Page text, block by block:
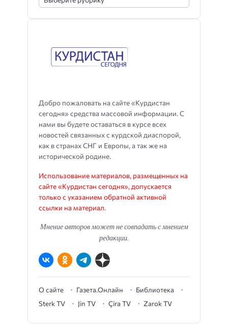
Добро пожаловать на сайте «Курдистан
сегодня» средства массовой информации. С
нами вы будете оставаться в курсе всех
новостей связанных с курдской диаспорой,
как в странах СНГ и Европы, а так же на
исторической родине.
Использование материалов, размещенных на
сайте «Курдистан сегодня», допускается
только с указанием обратной активной
ссылки на материал.
Мнение авторов может не совпадать с мнением
редакции.
О сайте Газета.Онлайн
Библиотека
Sterk TV
Jin TV Çira TV Zarok TV